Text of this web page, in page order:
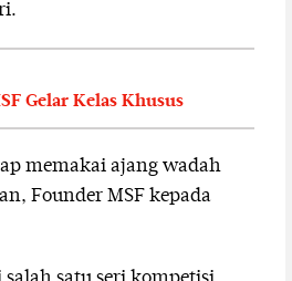
Gelar Kelas Khusus
memakai ajang wadah
Founder MSF kepada